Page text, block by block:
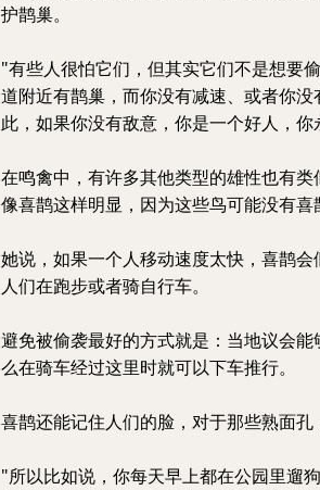
护鹊巢。
"有些人很怕它们，但其实它们不是想要
道附近有鹊巢，而你没有减速、或者你
此，如果你没有敌意，你是一个好人，
在鸣禽中，有许多其他类型的雄性也有
像喜鹊这样明显，因为这些鸟可能没有喜
她说，如果一个人移动速度太快，喜鹊
人们在跑步或者骑自行车。
避免被偷袭最好的方式就是：当地议会
么在骑车经过这里时就可以下车推行。
喜鹊还能记住人们的脸，对于那些熟面孔
"所以比如说，你每天早上都在公园里遛